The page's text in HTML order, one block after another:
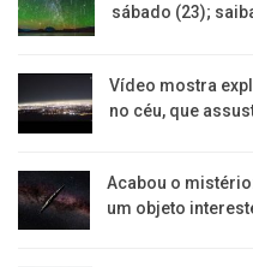
sábado (23);
Vídeo mostra
no céu, que
Acabou o
um objeto